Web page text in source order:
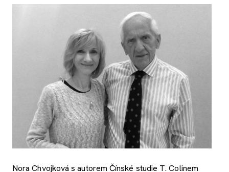
Nora Chvojková s autorem Čínské studie T. Colinem